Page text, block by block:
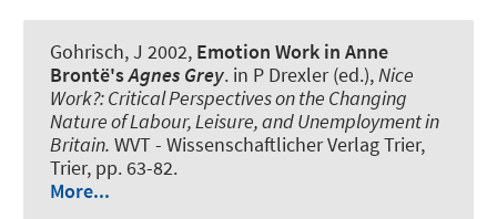
Gohrisch, J 2002, Emotion Work in Anne
Brontë'sAgnes Grey. in P Drexler (ed.),Nice
Work?:Critical Perspectives on the Changing
Nature of Labour, Leisure, and Unemployment in
Britain. WVT - Wissenschaftlicher Verlag Trier,
Trier, pp. 63-82.
More...